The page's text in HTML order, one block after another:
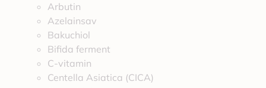
Arbutin
Azelainsav
Bakuchiol
Bifida ferment
C-vitamin
Centella Asiatica (CICA)